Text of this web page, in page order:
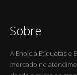
Sobre
A Enoicla Etiquetas e
mercado no